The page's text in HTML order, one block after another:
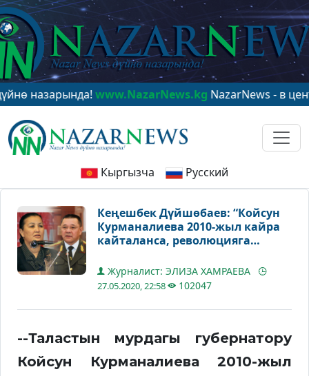
www.NazarNews.kgNazarNews - в центре
Кыргызча Русский
Кеңешбек Дүйшөбаев: “Койсун
Курманалиева 2010-жыл кайра
кайталанса, революцияга
кабыл алалы”
Журналист: ЭЛИЗА ХАМРАЕВА
27.05.2020, 22:58 102047
--Таластын мурдагы губернатору
Койсун Курманалиева 2010-жыл